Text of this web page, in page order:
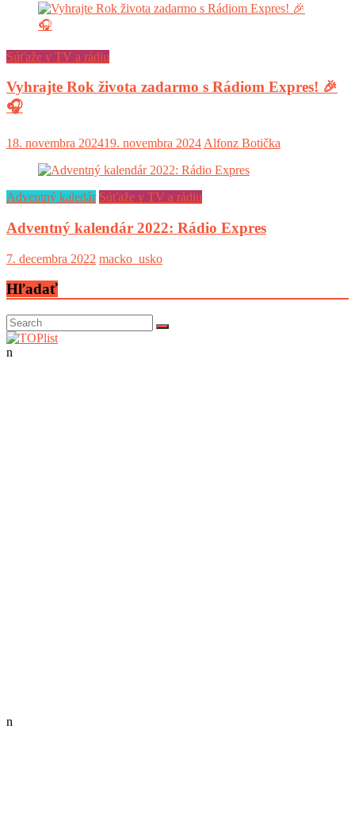
Súťaže v TV a rádiu
Vyhrajte Rok života zadarmo s Rádiom Expres! 🎉
🎧
18. novembra 202419. novembra 2024 Alfonz Botička
Adventný kaledár Súťaže v TV a rádiu
Adventný kalendár 2022: Rádio Expres
7. decembra 2022 macko_usko
Hľadať
n
n